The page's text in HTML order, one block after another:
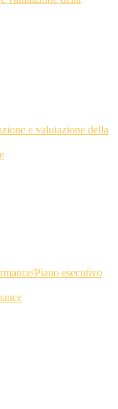
e valutazione della
Piano esecutivo